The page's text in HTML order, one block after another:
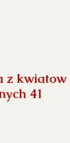
z kwiatow
41